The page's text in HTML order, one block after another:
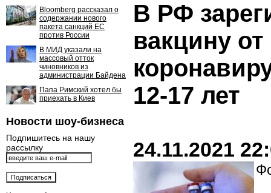
Bloomberg рассказал о
содержании нового
пакета санкций ЕС
против России
В МИД указали на
массовый отток
чиновников из
администрации Байдена
Папа Римский хотел бы
приехать в Киев
Новости шоу-бизнеса
Подпишитесь на нашу
рассылку
В РФ
вакцину от
12-17 лет
24.11.2021